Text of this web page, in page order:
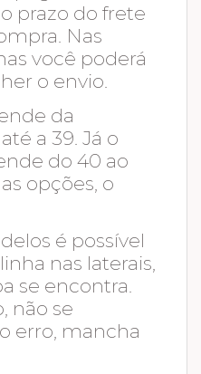
prazo do frete
Nas
você poderá
o envio.
da
a 39. Já o
do 40 ao
opções, o
é possível
nas laterais,
se encontra.
não se
erro, mancha